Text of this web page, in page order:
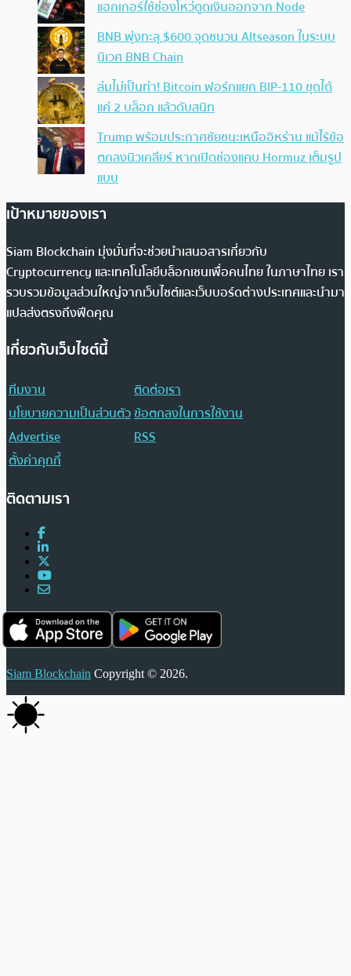
แฮกเกอร์ใช้ช่องโหว่ดูดเงินออกจาก Node
BNB พุ่งทะลุ $600 จุดชนวน Altseason ในระบบ
นิเวศ BNB Chain
ล่มไม่เป็นท่า! Bitcoin ฟอร์กแยก BIP-110 ขุดได้
แค่ 2 บล็อก แล้วดับสนิท
Trump พร้อมประกาศชัยชนะเหนืออิหร่าน แม้ไร้ข้อ
ตกลงนิวเคลียร์ หากเปิดช่องแคบ Hormuz เต็มรูป
แบบ
เป้าหมายของเรา
Siam Blockchain มุ่งมั่นที่จะช่วยนำเสนอสารเกี่ยวกับ
Cryptocurrency และเทคโนโลยีบล็อกเชนเพื่อคนไทย ในภาษาไทย เรา
รวบรวมข้อมูลส่วนใหญ่จากเว็บไซต์และเว็บบอร์ดต่างประเทศและนำมา
แปลส่งตรงถึงฟีดคุณ
เกี่ยวกับเว็บไซต์นี้
ทีมงาน
ติดต่อเรา
นโยบายความเป็นส่วนตัวข้อตกลงในการใช้งาน
Advertise
RSS
ตั้งค่าคุกกี้
ติดตามเรา
Siam Blockchain Copyright © 2026.